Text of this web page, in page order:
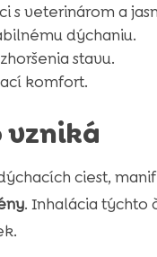
s veterinárom a
dýchaniu.
stavu.
komfort.
vzniká
ciest,
. Inhalácia týchto